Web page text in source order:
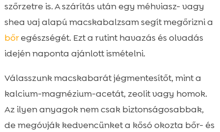
szőrzetre is. A szárítás után egy méhviasz- vagy
shea vaj alapú macskabalzsam segít megőrizni a
bőregészségét. Ezt a rutint havazás és olvadás
idején naponta ajánlott ismételni.
Válasszunk macskabarát jégmentesítőt, mint a
kalcium-magnézium-acetát, zeolit vagy homok.
Az ilyen anyagok nem csak biztonságosabbak,
de megóvják kedvencünket a kősó okozta bőr- és